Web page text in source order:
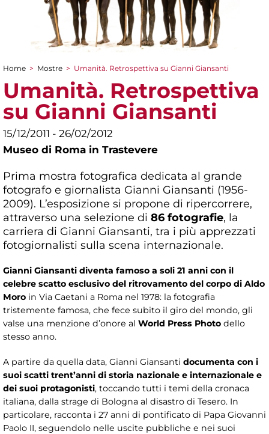
Tu sei qui
Home > Mostre > Umanità. Retrospettiva su Gianni Giansanti
Umanità. Retrospettiva
su Gianni Giansanti
15/12/2011 - 26/02/2012
Museo di Roma in Trastevere
Prima mostra fotografica dedicata al grande
fotografo e giornalista Gianni Giansanti (1956-
2009). L’esposizione si propone di ripercorrere,
attraverso una selezione di 86 fotografie, la
carriera di Gianni Giansanti, tra i più apprezzati
fotogiornalisti sulla scena internazionale.
Gianni Giansanti diventa famoso a soli 21 anni con il
celebre scatto esclusivo del ritrovamento del corpo di Aldo
Moro in Via Caetani a Roma nel 1978: la fotografia
tristemente famosa, che fece subito il giro del mondo, gli
valse una menzione d’onore al World Press Photo dello
stesso anno.
A partire da quella data, Gianni Giansanti documenta con i
suoi scatti trent’anni di storia nazionale e internazionale e
dei suoi protagonisti, toccando tutti i temi della cronaca
italiana, dalla strage di Bologna al disastro di Tesero. In
particolare, racconta i 27 anni di pontificato di Papa Giovanni
Paolo II, seguendolo nelle uscite pubbliche e nei suoi